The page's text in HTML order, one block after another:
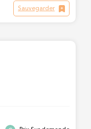
Sauvegarder